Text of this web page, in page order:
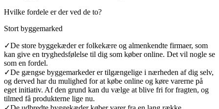
Hvilke fordele er der ved de to?
Stort byggemarked
✓De store byggekæder er folkekære og almenkendte firmaer, som
kan give en tryghedsfølelse til dig som køber online. Det vil nogle se
som en fordel.
✓De gængse byggemarkeder er tilgængelige i nærheden af dig selv,
og derved har du mulighed for at købe online og køre varerne på
eget initiativ. Af den grund kan du vælge at blive fri for fragten, og
tilmed få produkterne lige nu.